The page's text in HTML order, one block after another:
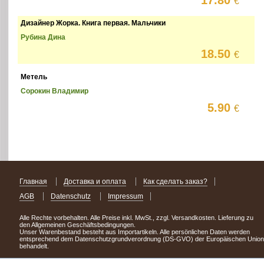
Дизайнер Жорка. Книга первая. Мальчики
Рубина Дина
18.50€
Метель
Сорокин Владимир
5.90€
Главная Доставка и оплата
Как сделать заказ?
AGB
Datenschutz Impressum
Alle Rechte vorbehalten. Alle Preise inkl. MwSt., zzgl. Versandkosten. Lieferung zu
den Allgemeinen Geschäftsbedingungen.
Unser Warenbestand besteht aus Importartikeln. Alle persönlichen Daten werden
entsprechend dem Datenschutzgrundverordnung (DS-GVO) der Europäischen Union
behandelt.